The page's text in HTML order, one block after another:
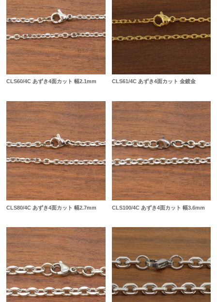
CLS60/4C あずき4面カット 幅2.1mm CLS61/4C あずき4面カット 金鍍金
CLS80/4C あずき4面カット 幅2.7mm CLS100/4C あずき4面カット 幅3.6mm